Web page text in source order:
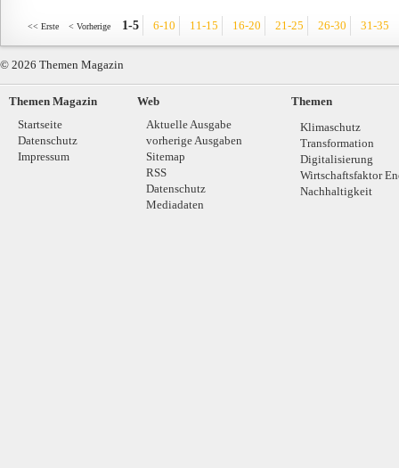
<< Erste < Vorherige 1-5 6-10 11-15 16-20 21-25 26-30 31-35
© 2026 Themen Magazin
Themen Magazin
Startseite
Datenschutz
Impressum
Web
Aktuelle Ausgabe
vorherige Ausgaben
Sitemap
RSS
Datenschutz
Mediadaten
Themen
Klimaschutz
Transformation
Digitalisierung
Wirtschaftsfaktor
Nachhaltigkeit